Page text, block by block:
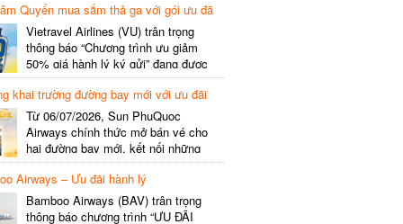
Quyến mua sắm thả ga với gói ưu đã
gói cước
Vietravel Airlines (VU) trân trọng
thông báo “Chương trình ưu giảm
50% giá hành lý ký gửi” đang được
triển khai cho đường bay quốc tế mới
kết nối từ TP. Hồ Chí Minh
(SGN) đi Thâm Quyến – Trung Quốc
(SZX), chi tiết như sau: LỊCH BAY
CHI TIẾT Đường bay SHCB Giờ khởi
hành Giờ đến Tần suất…
khai trường đường bay mới với ưu đãi
Từ 06/07/2026, Sun PhuQuoc
Airways chính thức mở bán vé cho
hai đường bay mới, kết nối những
điểm đến giàu trải nghiệm, giúp hành
khách khám phá vẻ đẹp thiên nhiên
và văn hóa của miền Trung Việt Nam.
Thông tin đường bay mới Đường bay
Airways – Ưu đãi hành lý
Bamboo Airways (BAV) trân trọng
thông báo chương trình “ƯU ĐÃI